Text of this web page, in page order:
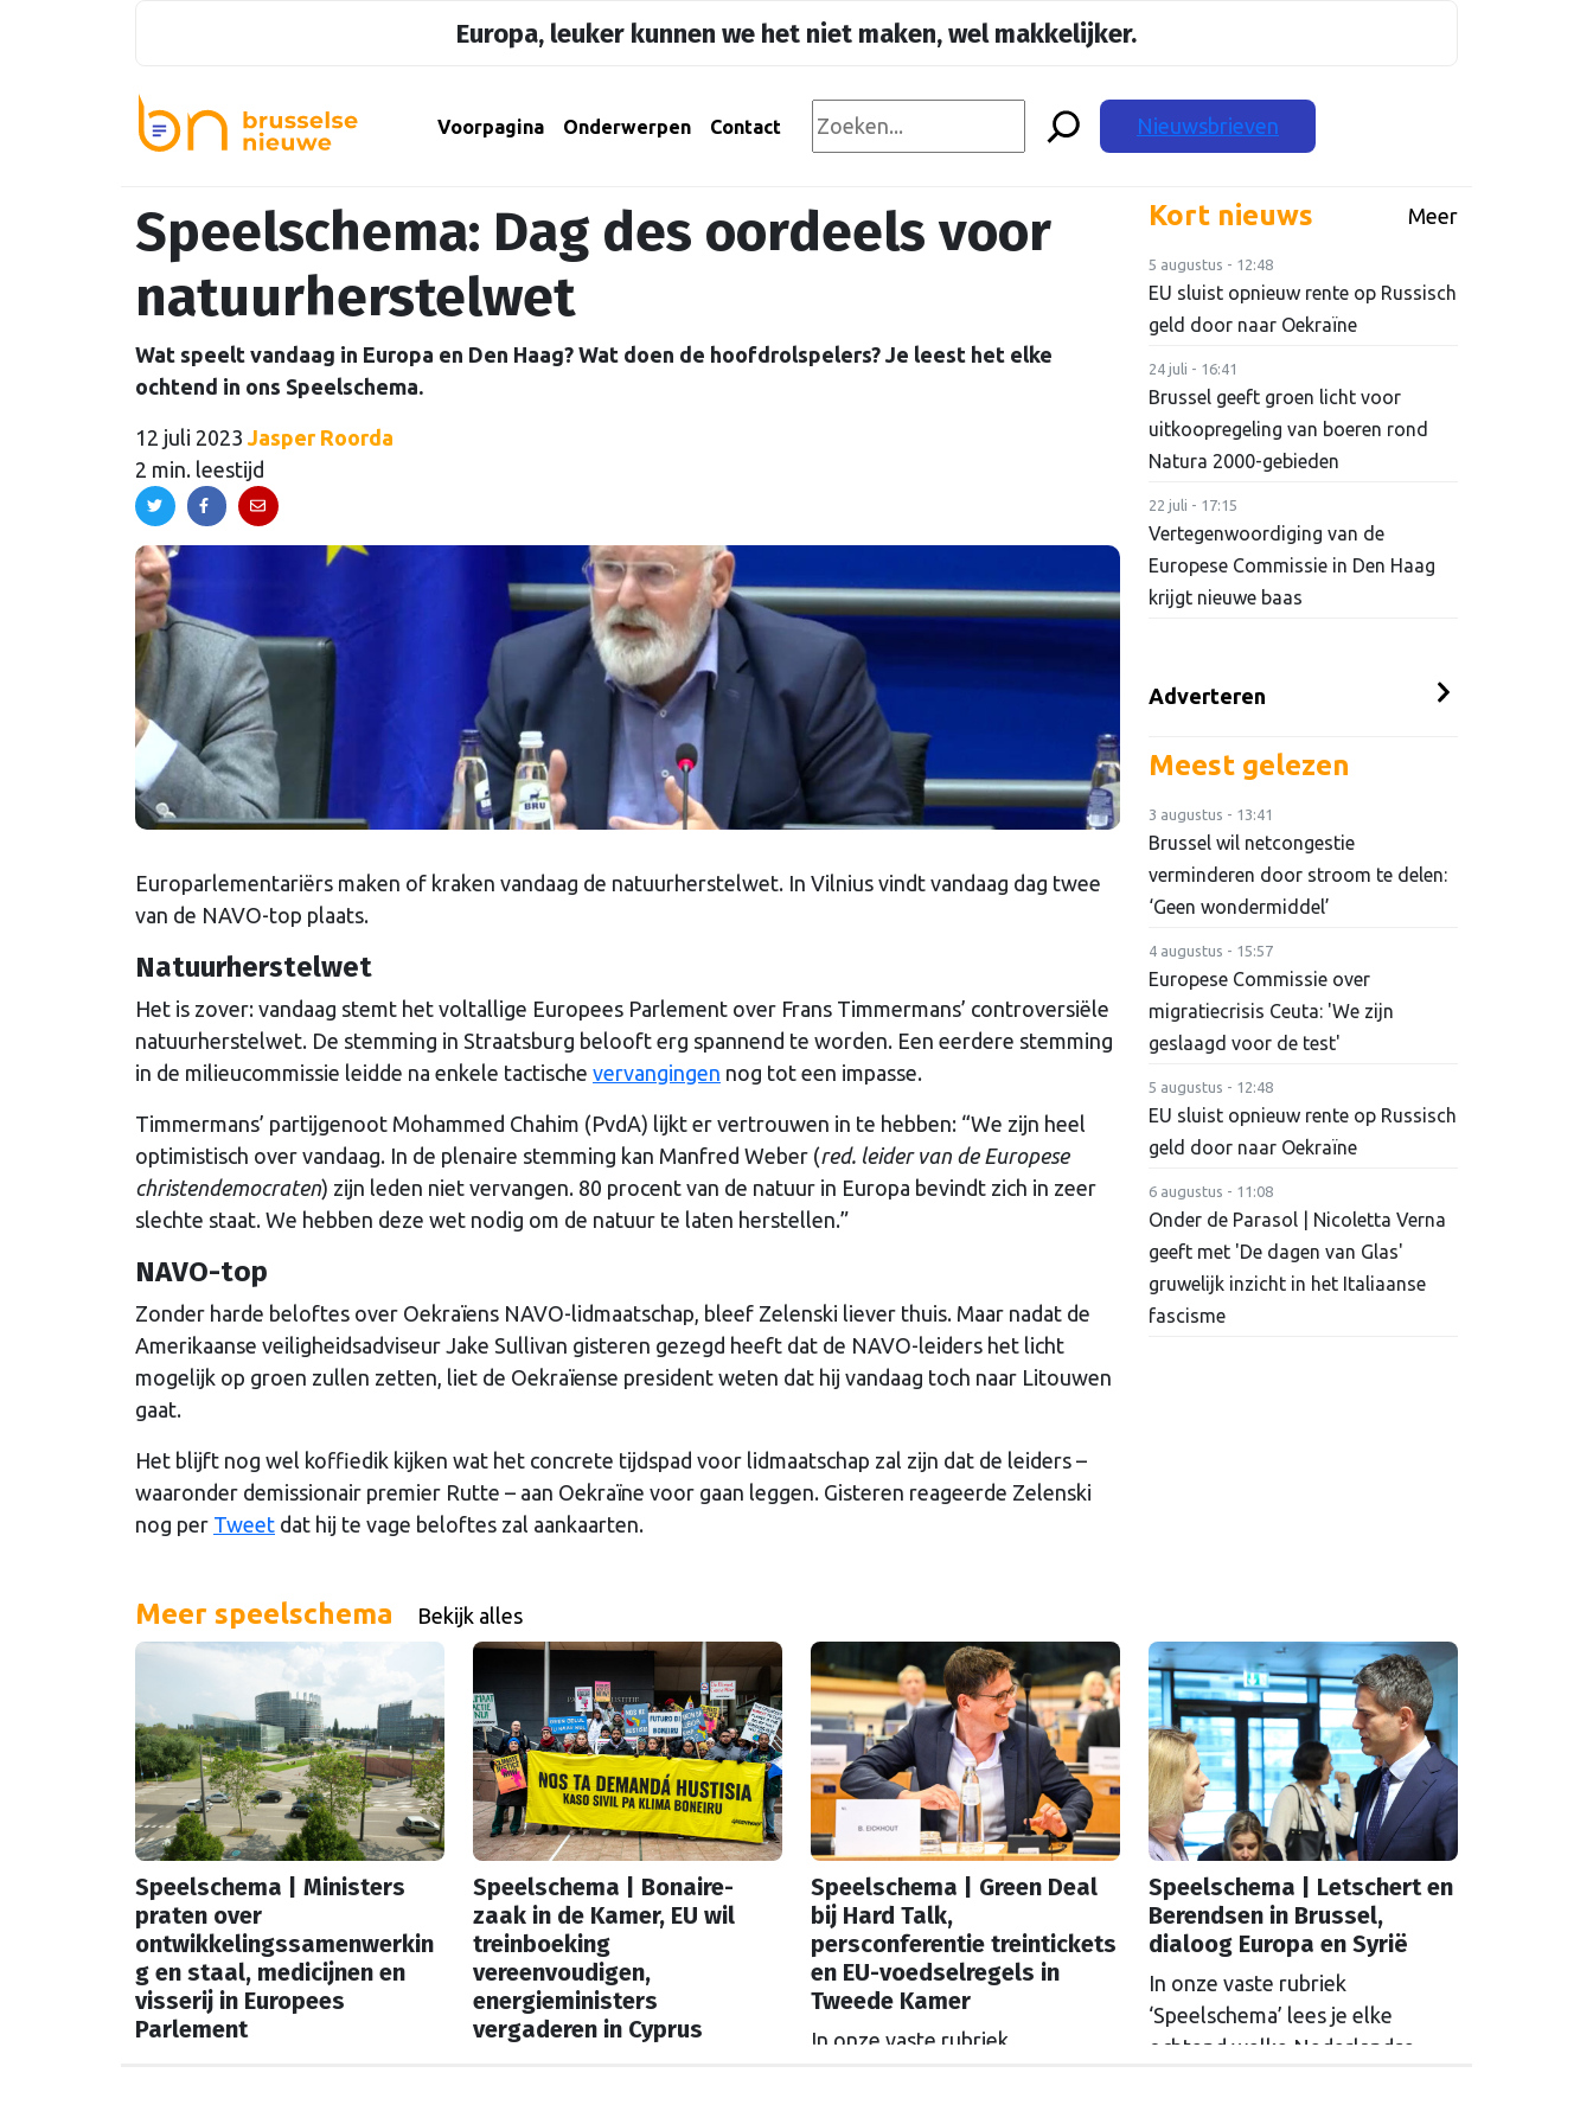
Europa, leuker kunnen we het niet maken, wel makkelijker.
Voorpagina Onderwerpen Contact Nieuwsbrieven
Speelschema: Dag des oordeels voor
natuurherstelwet
Wat speelt vandaag in Europa en Den Haag? Wat doen de hoofdrolspelers? Je leest het elke
ochtend in ons Speelschema.
12 juli 2023 Jasper Roorda
2 min. leestijd
Europarlementariërs maken of kraken vandaag de natuurherstelwet. In Vilnius vindt vandaag dag twee
van de NAVO-top plaats.
Natuurherstelwet
Het is zover: vandaag stemt het voltallige Europees Parlement over Frans Timmermans’ controversiële
natuurherstelwet. De stemming in Straatsburg belooft erg spannend te worden. Een eerdere stemming
in de milieucommissie leidde na enkele tactische vervangingen nog tot een impasse.
Timmermans’ partijgenoot Mohammed Chahim (PvdA) lijkt er vertrouwen in te hebben: “We zijn heel
optimistisch over vandaag. In de plenaire stemming kan Manfred Weber (red. leider van de Europese
christendemocraten) zijn leden niet vervangen. 80 procent van de natuur in Europa bevindt zich in zeer
slechte staat. We hebben deze wet nodig om de natuur te laten herstellen.”
NAVO-top
Zonder harde beloftes over Oekraïens NAVO-lidmaatschap, bleef Zelenski liever thuis. Maar nadat de
Amerikaanse veiligheidsadviseur Jake Sullivan gisteren gezegd heeft dat de NAVO-leiders het licht
mogelijk op groen zullen zetten, liet de Oekraïense president weten dat hij vandaag toch naar Litouwen
gaat.
Het blijft nog wel koffiedik kijken wat het concrete tijdspad voor lidmaatschap zal zijn dat de leiders –
waaronder demissionair premier Rutte – aan Oekraïne voor gaan leggen. Gisteren reageerde Zelenski
nog per Tweet dat hij te vage beloftes zal aankaarten.
Kort nieuws Meer
5 augustus - 12:48
EU sluist opnieuw rente op Russisch
geld door naar Oekraïne
24 juli - 16:41
Brussel geeft groen licht voor
uitkoopregeling van boeren rond
Natura 2000-gebieden
22 juli - 17:15
Vertegenwoordiging van de
Europese Commissie in Den Haag
krijgt nieuwe baas
Adverteren
Meest gelezen
3 augustus - 13:41
Brussel wil netcongestie
verminderen door stroom te delen:
‘Geen wondermiddel’
4 augustus - 15:57
Europese Commissie over
migratiecrisis Ceuta: 'We zijn
geslaagd voor de test'
5 augustus - 12:48
EU sluist opnieuw rente op Russisch
geld door naar Oekraïne
6 augustus - 11:08
Onder de Parasol | Nicoletta Verna
geeft met 'De dagen van Glas'
gruwelijk inzicht in het Italiaanse
fascisme
Meer speelschema Bekijk alles
Speelschema | Ministers
praten over
ontwikkelingssamenwerkin
g en staal, medicijnen en
visserij in Europees
Parlement
Speelschema | Bonaire-
zaak in de Kamer, EU wil
treinboeking
vereenvoudigen,
energieministers
vergaderen in Cyprus
Speelschema | Green Deal
bij Hard Talk,
persconferentie treintickets
en EU-voedselregels in
Tweede Kamer
In onze vaste rubriek
Speelschema | Letschert en
Berendsen in Brussel,
dialoog Europa en Syrië
In onze vaste rubriek
‘Speelschema’ lees je elke
ochtend welke Nederlandse